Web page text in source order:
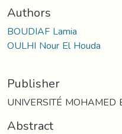
Authors
BOUDIAF Lamia
OULHI Nour El Houda
Publisher
UNIVERSITÉ MOHAMED
Abstract